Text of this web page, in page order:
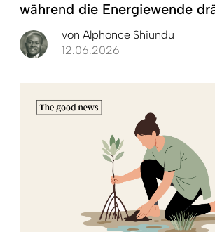
während die Energiewende
von Alphonce Shiundu
12.06.2026